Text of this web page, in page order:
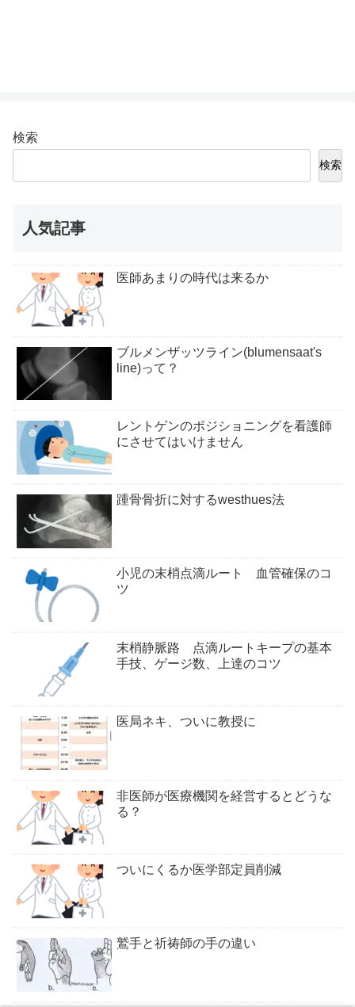
検索
検索
人気記事
医師あまりの時代は来るか
ブルメンザッツライン(blumensaat's
line)って？
レントゲンのポジショニングを看護師
にさせてはいけません
踵骨骨折に対するwesthues法
小児の末梢点滴ルート 血管確保のコ
ツ
末梢静脈路 点滴ルートキープの基本
手技、ゲージ数、上達のコツ
医局ネキ、ついに教授に
非医師が医療機関を経営するとどうな
る？
ついにくるか医学部定員削減
鷲手と祈祷師の手の違い